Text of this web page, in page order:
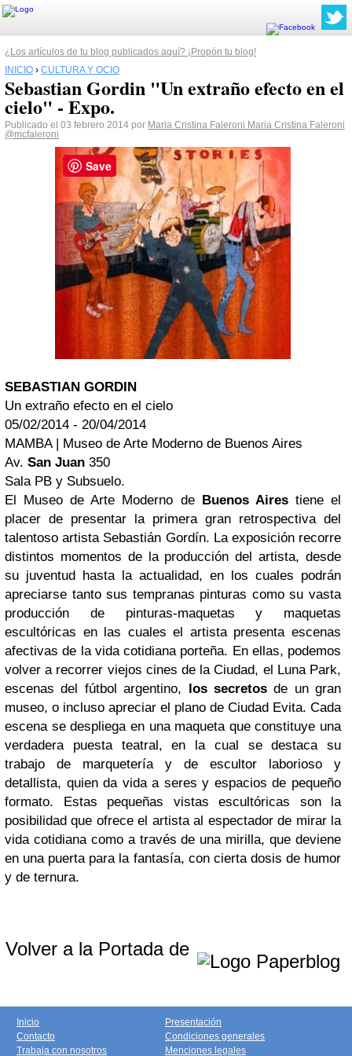
¿Los artículos de tu blog publicados aquí? ¡Propón tu blog!
INICIO › CULTURA Y OCIO
Sebastian Gordin "Un extraño efecto en el
cielo" - Expo.
Publicado el 03 febrero 2014 por Maria Cristina Faleroni Maria Cristina Faleroni
@mcfaleroni
SEBASTIAN GORDIN
Un extraño efecto en el cielo
05/02/2014 - 20/04/2014
MAMBA | Museo de Arte Moderno de Buenos Aires
Av. San Juan 350
Sala PB y Subsuelo.
El Museo de Arte Moderno de Buenos Airestiene el
placer de presentar la primera gran retrospectiva del
talentoso artista Sebastián Gordín. La exposición recorre
distintos momentos de la producción del artista, desde
su juventud hasta la actualidad, en los cuales podrán
apreciarse tanto sus tempranas pinturas como su vasta
producción de pinturas-maquetas y maquetas
escultóricas en las cuales el artista presenta escenas
afectivas de la vida cotidiana porteña. En ellas, podemos
volver a recorrer viejos cines de la Ciudad, el Luna Park,
escenas del fútbol argentino, los secretosde un gran
museo, o incluso apreciar el plano de Ciudad Evita. Cada
escena se despliega en una maqueta que constituye una
verdadera puesta teatral, en la cual se destaca su
trabajo de marquetería y de escultor laborioso y
detallista, quien da vida a seres y espacios de pequeño
formato. Estas pequeñas vistas escultóricas son la
posibilidad que ofrece el artista al espectador de mirar la
vida cotidiana como a través de una mirilla, que deviene
en una puerta para la fantasía, con cierta dosis de humor
y de ternura.
Volver a la Portada de
Inicio
Contacto
Trabaja con nosotros
Presentación
Condiciones generales
Menciones legales
Save